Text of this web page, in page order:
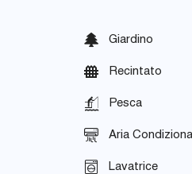
Giardino
Recintato
Pesca
Aria
Lavatrice